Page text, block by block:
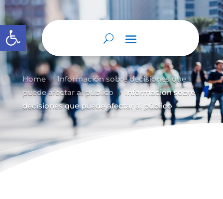
Abrir barra de herramientas
Home 9 Información sobre decisiones que
puede afectar al público 9 Información sobre
decisiones que puede afectar al público